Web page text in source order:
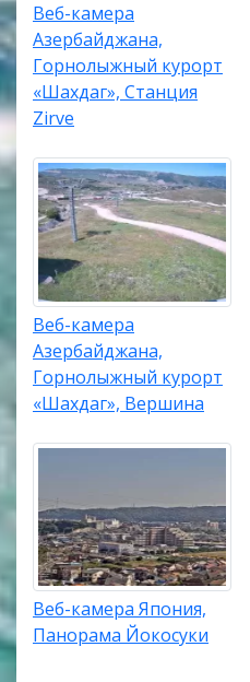
Веб-камера
Азербайджана,
Горнолыжный курорт
«Шахдаг», Станция
Zirve
Веб-камера
Азербайджана,
Горнолыжный курорт
«Шахдаг», Вершина
Веб-камера Япония,
Панорама Йокосуки